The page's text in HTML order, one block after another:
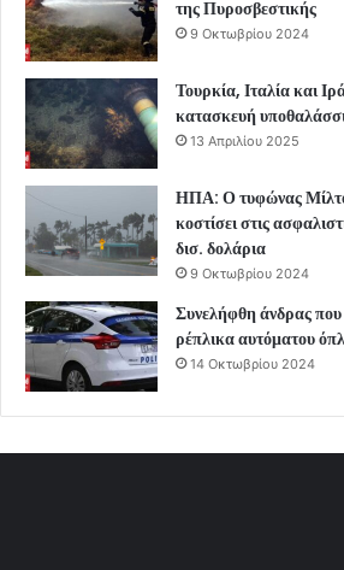
της Πυροσβεστικής
9 Οκτωβρίου 2024
Τουρκία, Ιταλία και
κατασκευή
13 Απριλίου 2025
ΗΠΑ: Ο τυφώνας
κοστίσει στις
δισ. δολάρια
9 Οκτωβρίου 2024
Συνελήφθη άνδρας
ρέπλικα αυτόματου
14 Οκτωβρίου 2024